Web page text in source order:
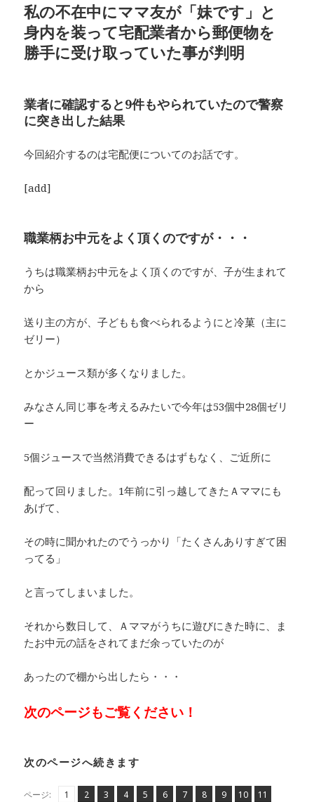
私の不在中にママ友が「妹です」と
身内を装って宅配業者から郵便物を
勝手に受け取っていた事が判明
業者に確認すると9件もやられていたので警察
に突き出した結果
今回紹介するのは宅配便についてのお話です。
[add]
職業柄お中元をよく頂くのですが・・・
うちは職業柄お中元をよく頂くのですが、子が生まれて
から
送り主の方が、子どもも食べられるようにと冷菓（主に
ゼリー）
とかジュース類が多くなりました。
みなさん同じ事を考えるみたいで今年は53個中28個ゼリ
ー
5個ジュースで当然消費できるはずもなく、ご近所に
配って回りました。1年前に引っ越してきたＡママにも
あげて、
その時に聞かれたのでうっかり「たくさんありすぎて困
ってる」
と言ってしまいました。
それから数日して、Ａママがうちに遊びにきた時に、ま
たお中元の話をされてまだ余っていたのが
あったので棚から出したら・・・
次のページもご覧ください！
次のページへ続きます
ページ:
ペ1 ,
ペ
2 ,
ペ
3 ,
ペ
4 ,
ペ
5 ,
ペ
6 ,
ペ
7 ,
ペ
8 ,
ペ
9 ,
ペ
10 ,
ペ
11